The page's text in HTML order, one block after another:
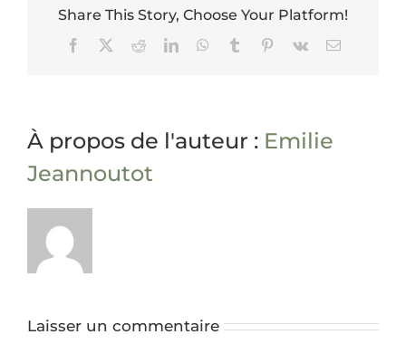
Share This Story, Choose Your Platform!
Facebook RedditLinkedInWhatsApp
Tumblr Pinterest
Vk Email
À propos de l'auteur : Emilie
Jeannoutot
Laisser un commentaire